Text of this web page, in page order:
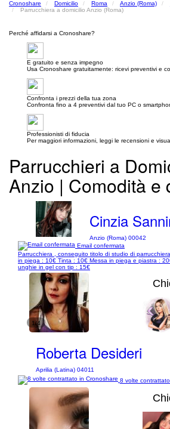
Cronoshare Domicilio Roma Anzio (Roma)
Parrucchiera a domicilio Anzio (Roma)
Perché affidarsi a Cronoshare?
E gratuito e senza impegno
Usa Cronoshare gratuitamente: ricevi preventivi e
Confronta i prezzi della tua zona
Confronta fino a 4 preventivi dal tuo PC o
Professionisti di fiducia
Per maggiori informazioni, leggi le recensioni e
Parrucchieri a
Anzio | Comodità e
Cinzia
Anzio (Roma) 00042
Email confermata
Parrucchiera , conseguito titolo di studio di
in piega : 10€ Tinta : 10€ Messa in piega e piastra :
unghie in gel con tip : 15€
1/4
Roberta Desideri
Aprilia (Latina) 04011
8 volte